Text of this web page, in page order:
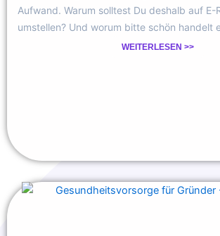
Aufwand. Warum solltest Du deshalb auf E-
umstellen? Und worum bitte schön handelt
WEITERLESEN >>